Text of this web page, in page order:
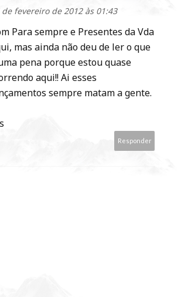
de fevereiro de 2012 às 01:43
Para sempre e Presentes da Vda
mas ainda não deu de ler o que
pena porque estou quase
aqui!! Ai esses
sempre matam a gente.
Responder